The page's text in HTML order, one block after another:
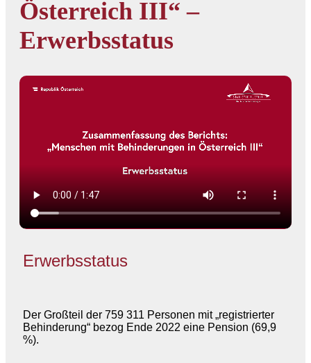
Österreich III“ –
Erwerbsstatus
Erwerbsstatus
Der Großteil der 759 311 Personen mit „registrierter
Behinderung“ bezog Ende 2022 eine Pension (69,9
%).